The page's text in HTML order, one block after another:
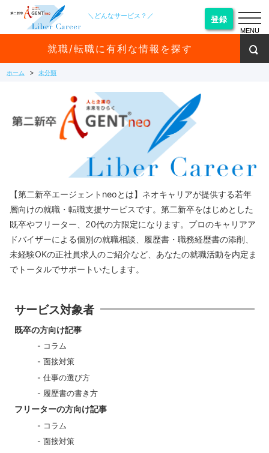
＼どんなサービス？／ 登録
就職/転職に有利な情報を探す
ホーム 未分類
【第二新卒エージェントneoとは】ネオキャリアが提供する若年
層向けの就職・転職支援サービスです。第二新卒をはじめとした
既卒やフリーター、20代の方限定になります。プロのキャリアア
ドバイザーによる個別の就職相談、履歴書・職務経歴書の添削、
未経験OKの正社員求人のご紹介など、あなたの就職活動を内定ま
でトータルでサポートいたします。
サービス対象者
既卒の方向け記事
コラム
面接対策
仕事の選び方
履歴書の書き方
フリーターの方向け記事
コラム
面接対策
MENU